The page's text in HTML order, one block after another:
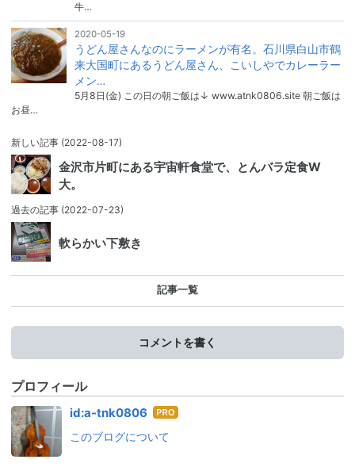
牛…
2020-05-19
うどん屋さんなのにラーメンが有名。石川県白山市鶴
来大国町にあるうどん屋さん、こいしやでカレーラー
メン…
5月8日(金) この日の朝ご飯は↓ www.atnk0806.site 朝ご飯は
お昼…
新しい記事 (2022-08-17)
金沢市片町にある宇宙軒食堂で、とんバラ定食W
大。
過去の記事 (2022-07-23)
軟らかい下敷き
記事一覧
コメントを書く
プロフィール
id:a-tnk0806 はて
ログ
このブログについて